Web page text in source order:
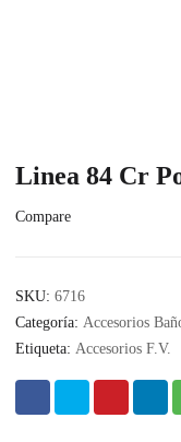
Linea 84 Cr
Compare
SKU: 6716
Categoría: Accesorios
Etiqueta: Accesorios F.V.